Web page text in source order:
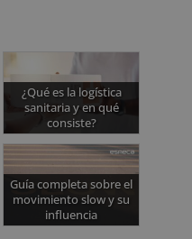
¿Qué es la logística
sanitaria y en qué
consiste?
Guía completa sobre el
movimiento slow y su
influencia